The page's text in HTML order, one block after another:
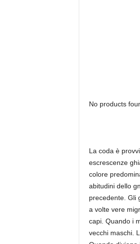
No products
La coda è
escrescenze
colore
abitudini dello
precedente. Gli
a volte vere
capi. Quando i
vecchi maschi.